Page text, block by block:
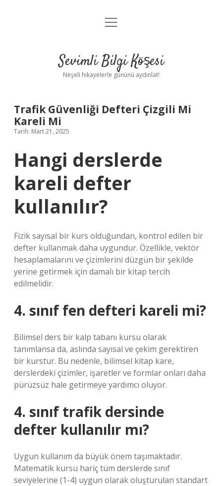
Anasayfa
Yasal Uyarı
menüyü
Sevimli Bilgi Köşesi
Neşeli hikayelerle gününü aydınlat!
Trafik Güvenliği Defteri Çizgili Mi
Kareli Mi
Tarih: Mart 21, 2025
Hangi derslerde
kareli defter
kullanılır?
Fizik sayısal bir kurs olduğundan, kontrol edilen bir
defter kullanmak daha uygundur. Özellikle, vektör
hesaplamalarını ve çizimlerini düzgün bir şekilde
yerine getirmek için damalı bir kitap tercih
edilmelidir.
4. sınıf fen defteri kareli mi?
Bilimsel ders bir kalp tabanı kursu olarak
tanımlansa da, aslında sayısal ve çekim gerektiren
bir kurstur. Bu nedenle, bilimsel kitap kare,
derslerdeki çizimler, işaretler ve formlar onları daha
pürüzsüz hale getirmeye yardımcı oluyor.
4. sınıf trafik dersinde
defter kullanılır mı?
Uygun kullanım da büyük önem taşımaktadır.
Matematik kursu hariç tüm derslerde sınıf
seviyelerine (1-4) uygun olarak oluşturulan standart